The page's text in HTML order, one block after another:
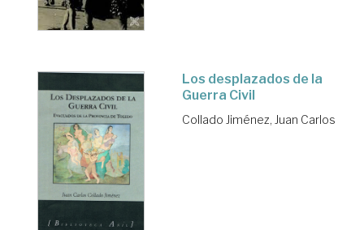
Los desplazados de la
Guerra Civil
Collado Jiménez, Juan Carlos